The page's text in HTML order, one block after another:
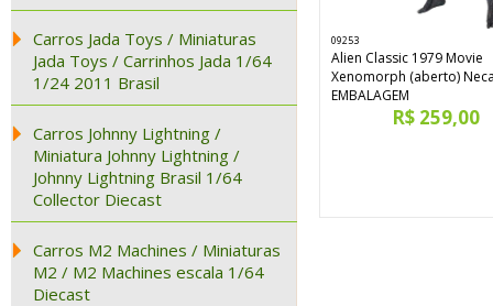
Carros Jada Toys / Miniaturas
Jada Toys / Carrinhos Jada 1/64
1/24 2011 Brasil
Carros Johnny Lightning /
Miniatura Johnny Lightning /
Johnny Lightning Brasil 1/64
Collector Diecast
Carros M2 Machines / Miniaturas
M2 / M2 Machines escala 1/64
Diecast
09253
Alien Classic 1979 Movie
Xenomorph (aberto) Neca
EMBALAGEM
R$ 259,00